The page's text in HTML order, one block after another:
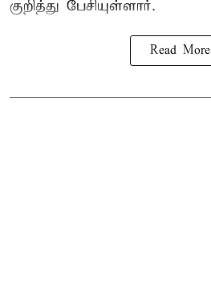
குறித்து பேசியுள்ளார்.
Read More